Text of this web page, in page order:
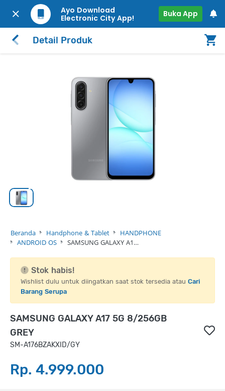
Ayo Download
Electronic City App!
Buka App
Detail Produk
Beranda Handphone & Tablet
HANDPHONE
ANDROID OS
SAMSUNG GALAXY A1…
Stok habis!
Wishlist dulu untuk diingatkan saat stok tersedia atau Cari
Barang Serupa
SAMSUNG GALAXY A17 5G 8/256GB
GREY
SM-A176BZAKXID/GY
Rp. 4.999.000